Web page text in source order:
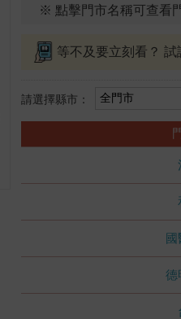
※ 點擊門市名稱可查看
等不及要立刻看？ 試
請選擇縣市：
德